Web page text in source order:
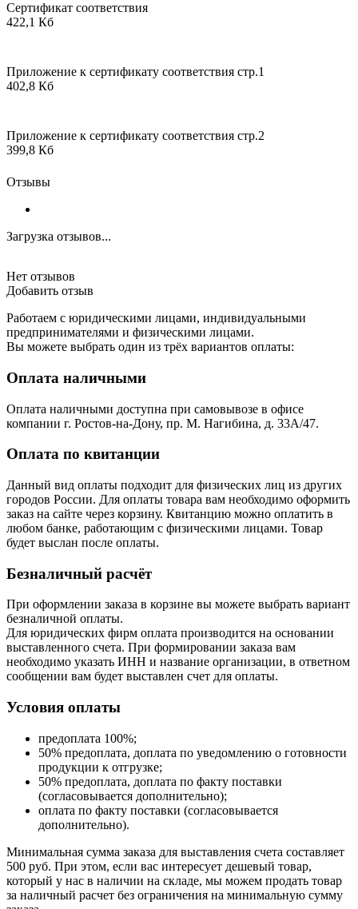
Сертификат соответствия
422,1 Кб
Приложение к сертификату соответствия стр.1
402,8 Кб
Приложение к сертификату соответствия стр.2
399,8 Кб
Отзывы
Загрузка отзывов...
Нет отзывов
Добавить отзыв
Работаем с юридическими лицами, индивидуальными
предпринимателями и физическими лицами.
Вы можете выбрать один из трёх вариантов оплаты:
Оплата наличными
Оплата наличными доступна при самовывозе в офисе
компании г. Ростов-на-Дону, пр. М. Нагибина, д. 33А/47.
Оплата по квитанции
Данный вид оплаты подходит для физических лиц из других
городов России. Для оплаты товара вам необходимо оформить
заказ на сайте через корзину. Квитанцию можно оплатить в
любом банке, работающим с физическими лицами. Товар
будет выслан после оплаты.
Безналичный расчёт
При оформлении заказа в корзине вы можете выбрать вариант
безналичной оплаты.
Для юридических фирм оплата производится на основании
выставленного счета. При формировании заказа вам
необходимо указать ИНН и название организации, в ответном
сообщении вам будет выставлен счет для оплаты.
Условия оплаты
предоплата 100%;
50% предоплата, доплата по уведомлению о готовности
продукции к отгрузке;
50% предоплата, доплата по факту поставки
(согласовывается дополнительно);
оплата по факту поставки (согласовывается
дополнительно).
Минимальная сумма заказа для выставления счета составляет
500 руб. При этом, если вас интересует дешевый товар,
который у нас в наличии на складе, мы можем продать товар
за наличный расчет без ограничения на минимальную сумму